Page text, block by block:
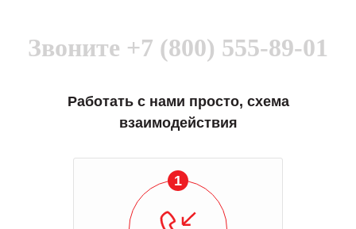
Звоните +7 (800) 555-89-01
Работать с нами просто, схема
взаимодействия
1